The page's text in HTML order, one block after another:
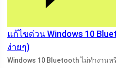
แก้ไขด่วน Windows 10
ง่ายๆ)
Windows 10 Bluetooth ไม่ทำงาน